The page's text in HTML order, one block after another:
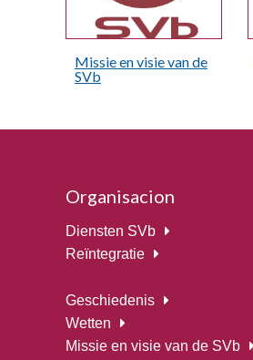
Missie en visie van de
SVb
Organisacion
Diensten SVb
Reïntegratie
Geschiedenis
Wetten
Missie en visie van de SVb